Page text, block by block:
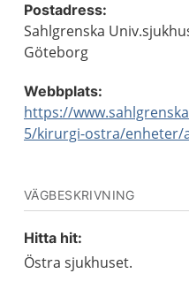
Postadress:
Sahlgrenska
Göteborg
Webbplats:
https://
5/kirurgi-ostra/enheter/
VÄGBESKRIVNING
Hitta hit:
Östra sjukhuset.